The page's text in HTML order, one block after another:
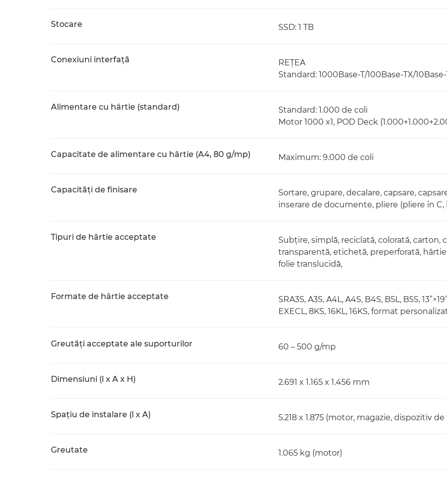
Stocare SSD: 1 TB
Conexiuni interfaţă
REŢEA
Standard: 1000Base-T/100Base-TX/10Base-
Alimentare cu hârtie (standard)
Standard: 1.000 de coli
Motor 1000 x1, POD Deck
Capacitate de alimentare cu hârtie (A4, 80 g/mp) Maximum: 9.000 de coli
Capacităţi de finisare
Sortare, grupare, decalare, capsare,
inserare de documente, pliere (pliere în
Tipuri de hârtie acceptate
Subţire, simplă, reciclată, colorată,
transparentă, etichetă, preperforată,
folie translucidă,
Formate de hârtie acceptate
SRA3S, A3S, A4L, A4S, B4S, B5L, B5S,
EXECL, 8KS, 16KL, 16KS, format
Greutăţi acceptate ale suporturilor 60 – 500 g/mp
Dimensiuni (l x A x H) 2.691 x 1.165 x 1.456 mm
Spaţiu de instalare (l x A) 5.218 x 1.875 (motor, magazie, dispozitiv
Greutate 1.065 kg (motor)